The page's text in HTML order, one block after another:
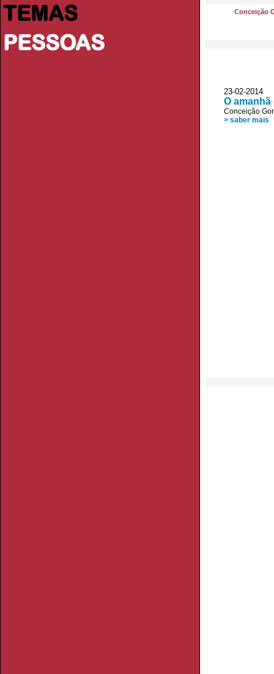
TEMAS
PESSOAS
Conceição
23-02-
O
Conceição
> saber mais